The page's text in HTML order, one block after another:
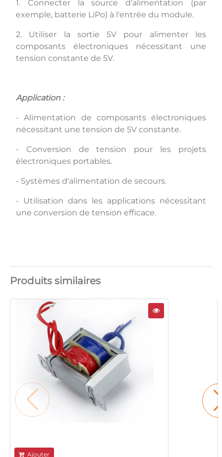
1. Connecter la source d'alimentation (par
exemple, batterie LiPo) à l'entrée du module.
2. Utiliser la sortie 5V pour alimenter les
composants électroniques nécessitant une
tension constante de 5V.
Application :
- Alimentation de composants électroniques
nécessitant une tension de 5V constante.
- Conversion de tension pour les projets
électroniques portables.
- Systèmes d'alimentation de secours.
- Utilisation dans les applications nécessitant
une conversion de tension efficace.
Produits similaires
Ajouter